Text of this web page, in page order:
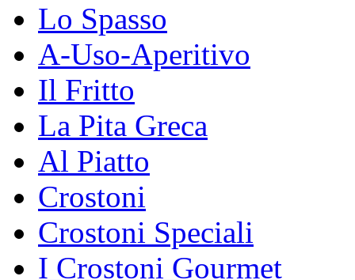
Lo Spasso
A-Uso-Aperitivo
Il Fritto
La Pita Greca
Al Piatto
Crostoni
Crostoni Speciali
I Crostoni Gourmet